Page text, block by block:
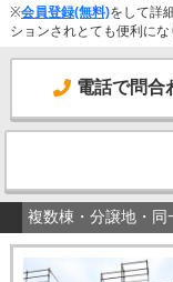
※会員登録(無料)をして詳
ションされとても便利にな
電話で問合
複数棟・分譲地・同